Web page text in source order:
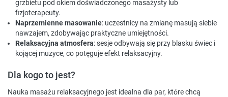
grzbietu pod okiem doświadczonego masażysty lub
fizjoterapeuty.
Naprzemienne masowanie: uczestnicy na zmianę masują siebie
nawzajem, zdobywając praktyczne umiejętności.
Relaksacyjna atmosfera: sesje odbywają się przy blasku świec i
kojącej muzyce, co potęguje efekt relaksacyjny.
Dla kogo to jest?
Nauka masażu relaksacyjnego jest idealna dla par, które chcą